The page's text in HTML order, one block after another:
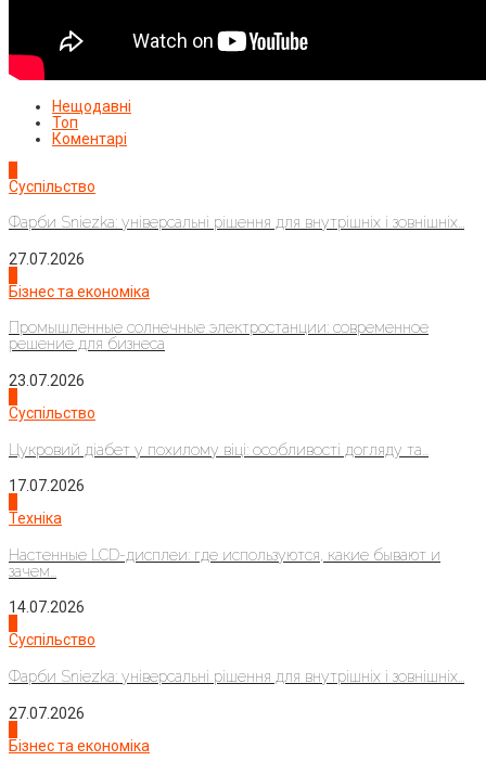
Нещодавні
Топ
Коментарі
Суспільство
Фарби Sniezka: універсальні рішення для внутрішніх і зовнішніх...
27.07.2026
Бізнес та економіка
Промышленные солнечные электростанции: современное
решение для бизнеса
23.07.2026
Суспільство
Цукровий діабет у похилому віці: особливості догляду та...
17.07.2026
Техніка
Настенные LCD-дисплеи: где используются, какие бывают и
зачем...
14.07.2026
Суспільство
Фарби Sniezka: універсальні рішення для внутрішніх і зовнішніх...
27.07.2026
Бізнес та економіка